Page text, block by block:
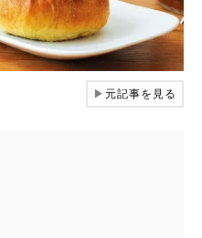
▶元記事を見る